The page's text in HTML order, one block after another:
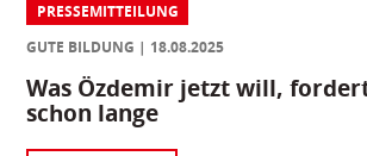
PRESSEMITTEILUNG
GUTE BILDUNG
18.08.2025
Was Özdemir jetzt will,
schon lange